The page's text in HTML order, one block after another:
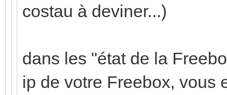
costau à deviner...)
dans les "état de la
ip de votre Freebox, vous